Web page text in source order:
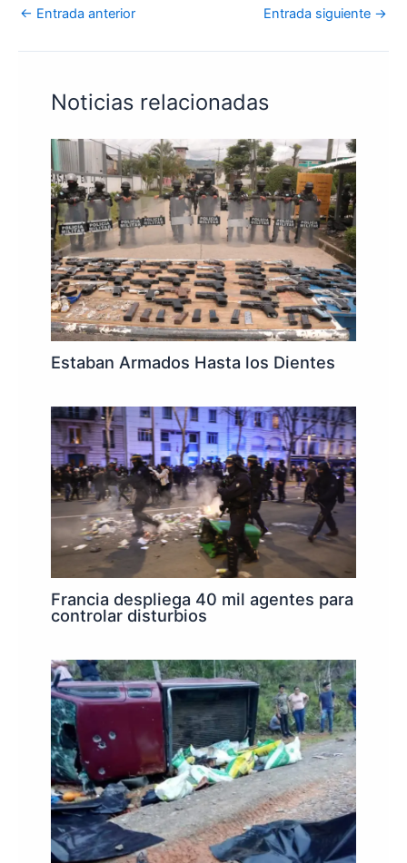
← Entrada anterior Entrada siguiente →
Noticias relacionadas
Estaban Armados Hasta los Dientes
Francia despliega 40 mil agentes para
controlar disturbios